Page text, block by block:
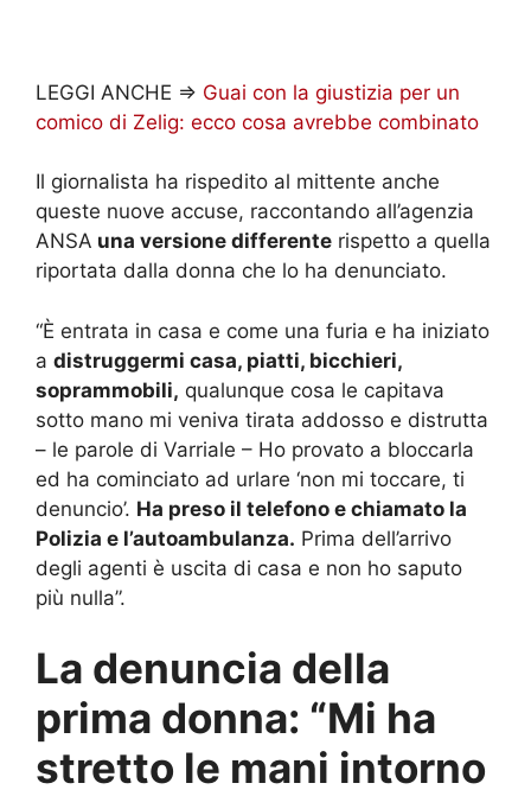
LEGGI ANCHE => Guai con la giustizia per un
comico di Zelig: ecco cosa avrebbe combinato
Il giornalista ha rispedito al mittente anche
queste nuove accuse, raccontando all’agenzia
ANSA una versione differente rispetto a quella
riportata dalla donna che lo ha denunciato.
“È entrata in casa e come una furia e ha iniziato
a distruggermi casa, piatti, bicchieri,
soprammobili, qualunque cosa le capitava
sotto mano mi veniva tirata addosso e distrutta
– le parole di Varriale – Ho provato a bloccarla
ed ha cominciato ad urlare ‘non mi toccare, ti
denuncio’. Ha preso il telefono e chiamato la
Polizia e l’autoambulanza. Prima dell’arrivo
degli agenti è uscita di casa e non ho saputo
più nulla”.
La denuncia della
prima donna: “Mi ha
stretto le mani intorno